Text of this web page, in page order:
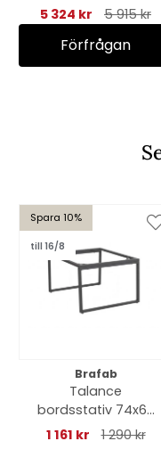
5 324 kr
5 915 kr
Förfrågan
Spara 10%
till 16/8
Brafab
Talance
bordsstativ 74x60
H40 cm - antracit
1 161 kr 1 290 kr